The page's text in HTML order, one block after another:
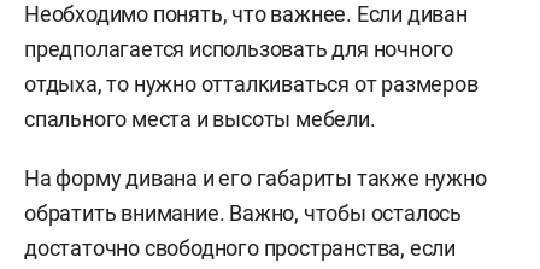
Необходимо понять, что важнее. Если диван
предполагается использовать для ночного
отдыха, то нужно отталкиваться от размеров
спального места и высоты мебели.
На форму дивана и его габариты также нужно
обратить внимание. Важно, чтобы осталось
достаточно свободного пространства, если